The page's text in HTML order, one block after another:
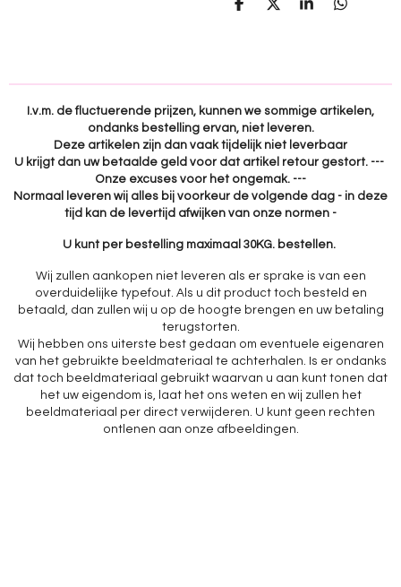
D
D
S
D
I.v.m. de fluctuerende prijzen, kunnen we sommige artikelen,
ondanks bestelling ervan, niet leveren.
Deze artikelen zijn dan vaak tijdelijk niet leverbaar
U krijgt dan uw betaalde geld voor dat artikel retour gestort. ---
Onze excuses voor het ongemak. ---
Normaal leveren wij alles bij voorkeur de volgende dag - in deze
tijd kan de levertijd afwijken van onze normen -
U kunt per bestelling maximaal 30KG. bestellen.
Wij zullen aankopen niet leveren als er sprake is van een
overduidelijke typefout. Als u dit product toch besteld en
betaald, dan zullen wij u op de hoogte brengen en uw betaling
terugstorten.
Wij hebben ons uiterste best gedaan om eventuele eigenaren
van het gebruikte beeldmateriaal te achterhalen. Is er ondanks
dat toch beeldmateriaal gebruikt waarvan u aan kunt tonen dat
het uw eigendom is, laat het ons weten en wij zullen het
beeldmateriaal per direct verwijderen. U kunt geen rechten
ontlenen aan onze afbeeldingen.